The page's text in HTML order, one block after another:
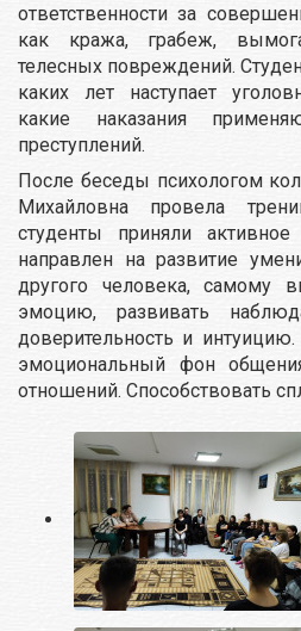
ответственности за
как кража, грабеж,
телесных повреждений.
каких лет наступает
какие наказания
преступлений.
После беседы психологом
Михайловна провела
студенты приняли
направлен на развитие
другого человека, самому
эмоцию, развивать
доверительность и
эмоциональный фон
отношений. Способствовать